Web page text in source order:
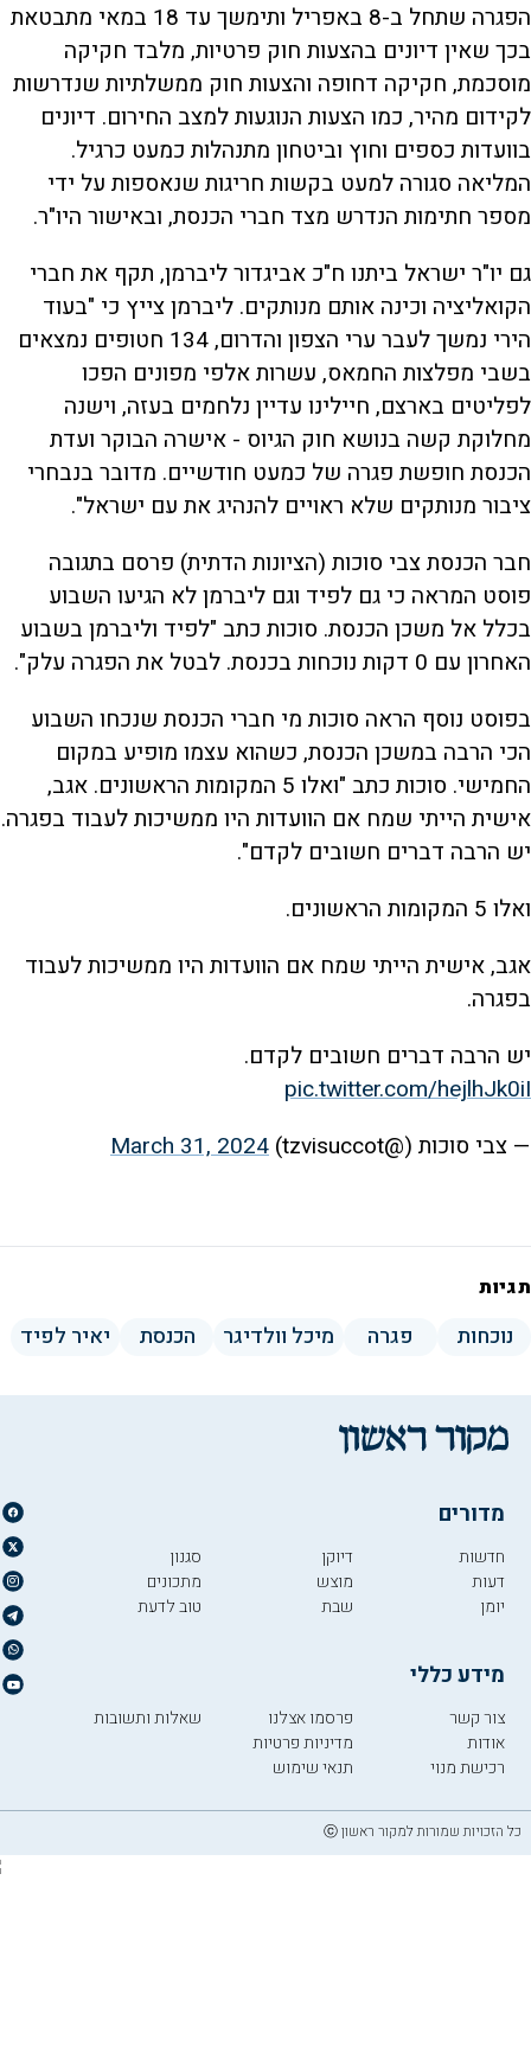
הפגרה שתחל ב-8 באפריל ותימשך עד 18 במאי מתבטאת
בכך שאין דיונים בהצעות חוק פרטיות, מלבד חקיקה
מוסכמת, חקיקה דחופה והצעות חוק ממשלתיות שנדרשות
לקידום מהיר, כמו הצעות הנוגעות למצב החירום. דיונים
בוועדות כספים וחוץ וביטחון מתנהלות כמעט כרגיל.
המליאה סגורה למעט בקשות חריגות שנאספות על ידי
מספר חתימות הנדרש מצד חברי הכנסת, ובאישור היו"ר.
גם יו"ר ישראל ביתנו ח"כ אביגדור ליברמן, תקף את חברי
הקואליציה וכינה אותם מנותקים. ליברמן צייץ כי "בעוד
הירי נמשך לעבר ערי הצפון והדרום, 134 חטופים נמצאים
בשבי מפלצות החמאס, עשרות אלפי מפונים הפכו
לפליטים בארצם, חיילינו עדיין נלחמים בעזה, וישנה
מחלוקת קשה בנושא חוק הגיוס - אישרה הבוקר ועדת
הכנסת חופשת פגרה של כמעט חודשיים. מדובר בנבחרי
ציבור מנותקים שלא ראויים להנהיג את עם ישראל".
חבר הכנסת צבי סוכות (הציונות הדתית) פרסם בתגובה
פוסט המראה כי גם לפיד וגם ליברמן לא הגיעו השבוע
בכלל אל משכן הכנסת. סוכות כתב "לפיד וליברמן בשבוע
האחרון עם 0 דקות נוכחות בכנסת. לבטל את הפגרה עלק".
בפוסט נוסף הראה סוכות מי חברי הכנסת שנכחו השבוע
הכי הרבה במשכן הכנסת, כשהוא עצמו מופיע במקום
החמישי. סוכות כתב "ואלו 5 המקומות הראשונים. אגב,
אישית הייתי שמח אם הוועדות היו ממשיכות לעבוד בפגרה.
יש הרבה דברים חשובים לקדם".
ואלו 5 המקומות הראשונים.
אגב, אישית הייתי שמח אם הוועדות היו ממשיכות לעבוד
בפגרה.
יש הרבה דברים חשובים לקדם.
pic.twitter.com/hejlhJk0iI
— צבי סוכות (@tzvisuccot)
March 31, 2024
תגיות
נוכחות פגרה מיכל וולדיגר הכנסת יאיר לפיד
מדורים
חדשות
דעות
יומן
דיוקן
מוצש
שבת
סגנון
מתכונים
טוב לדעת
מידע כללי
צור קשר
אודות
רכישת מנוי
פרסמו אצלנו
מדיניות פרטיות
תנאי שימוש
שאלות ותשובות
כל הזכויות שמורות למקור ראשון ⓒ